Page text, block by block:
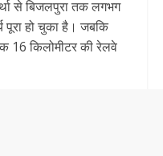
से बिजलपुरा तक लगभग
पूरा हो चुका है। जबकि
16 किलोमीटर की रेलवे